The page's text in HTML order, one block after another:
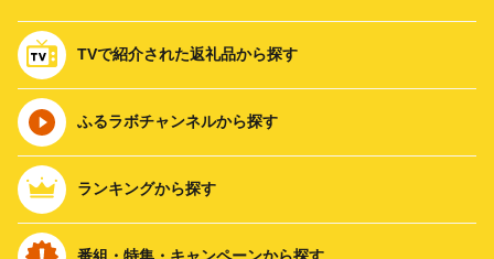
TVで紹介された返礼品から探す
ふるラボチャンネルから探す
ランキングから探す
番組・特集・キャンペーンから探す